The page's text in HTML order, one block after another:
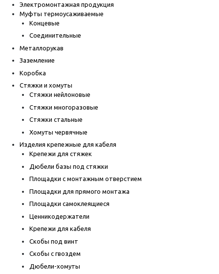
Электромонтажная продукция
Муфты термоусаживаемые
Концевые
Соединительные
Металлорукав
Заземление
Коробка
Стяжки и хомуты
Стяжки нейлоновые
Стяжки многоразовые
Стяжки стальные
Хомуты червячные
Изделия крепежные для кабеля
Крепежи для стяжек
Дюбели базы под стяжки
Площадки с монтажным отверстием
Площадки для прямого монтажа
Площадки самоклеящиеся
Ценникодержатели
Крепежи для кабеля
Скобы под винт
Скобы с гвоздем
Дюбели-хомуты